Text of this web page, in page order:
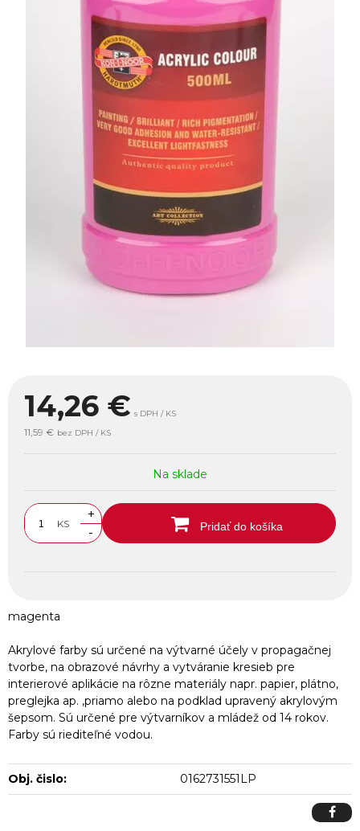
14,26 € s DPH / KS
11,59 € bez DPH / KS
Na sklade
KS
+
-
Pridať do košíka
magenta
Akrylové farby sú určené na výtvarné účely v propagačnej
tvorbe, na obrazové návrhy a vytváranie kresieb pre
interierové aplikácie na rôzne materiály napr. papier, plátno,
preglejka ap. ,priamo alebo na podklad upravený akrylovým
šepsom. Sú určené pre výtvarníkov a mládež od 14 rokov.
Farby sú riediteľné vodou.
Obj. čislo: 0162731551LP